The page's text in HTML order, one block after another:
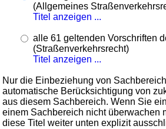
(Allgemeines
Titel anzeigen ...
alle 61 geltenden Vorschriften
(Straßenverkehrsrecht)
Titel anzeigen ...
Nur die Einbeziehung von
automatische Berücksichtigung von
aus diesem Sachbereich. Wenn Sie
einem Sachbereich nicht überwachen
diese Titel weiter unten explizit